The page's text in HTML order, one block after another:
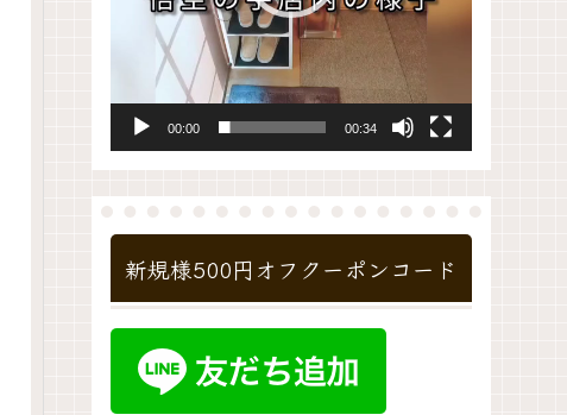
00:00 00:34
新規様500円オフクーポンコード